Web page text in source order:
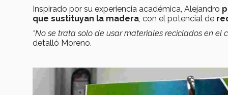
Inspirado por su experiencia académica, Alejandro
que sustituyan la madera , con el potencial de
“No se trata solo de usar materiales reciclados en el
detalló Moreno.